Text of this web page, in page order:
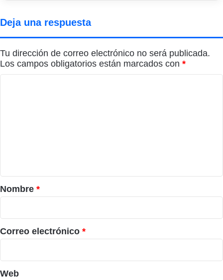
Deja una respuesta
Tu dirección de correo electrónico no será publicada.
Los campos obligatorios están marcados con *
r
i
o
*
Nombre *
Correo electrónico *
Web